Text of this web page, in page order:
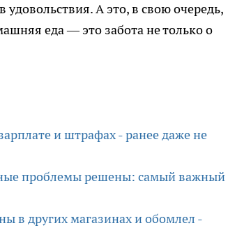
А это, в свою очередь,
еда — это забота не только о
и штрафах - ранее даже не
проблемы решены: самый важный
в других магазинах и обомлел -